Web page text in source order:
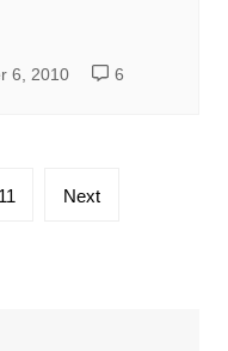
6, 2010 6
11 Next